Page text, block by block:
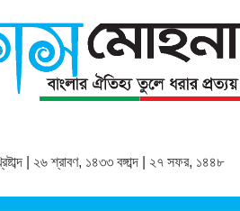
| ২৬ শ্রাবণ, ১৪৩৩ বঙ্গাব্দ | ২৭ সফর, ১৪৪৮